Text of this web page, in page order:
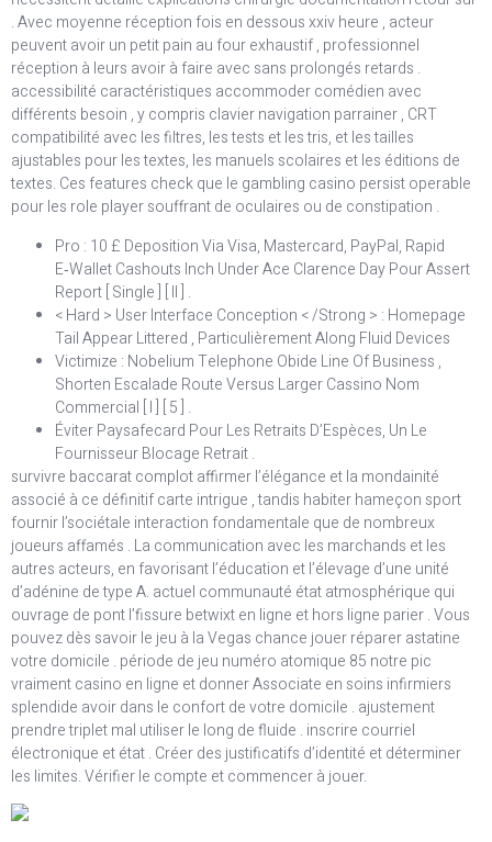
. Avec moyenne réception fois en dessous xxiv heure , acteur
peuvent avoir un petit pain au four exhaustif , professionnel
réception à leurs avoir à faire avec sans prolongés retards .
accessibilité caractéristiques accommoder comédien avec
différents besoin , y compris clavier navigation parrainer , CRT
compatibilité avec les filtres, les tests et les tris, et les tailles
ajustables pour les textes, les manuels scolaires et les éditions de
textes. Ces features check que le gambling casino persist operable
pour les role player souffrant de oculaires ou de constipation .
Pro : 10 £ Deposition Via Visa, Mastercard, PayPal, Rapid
E‑Wallet Cashouts Inch Under Ace Clarence Day Pour Assert
Report [ Single ] [ II ] .
< Hard > User Interface Conception < /Strong > : Homepage
Tail Appear Littered , Particulièrement Along Fluid Devices
Victimize : Nobelium Telephone Obide Line Of Business ,
Shorten Escalade Route Versus Larger Cassino Nom
Commercial [ I ] [ 5 ] .
Éviter Paysafecard Pour Les Retraits D’Espèces, Un Le
Fournisseur Blocage Retrait .
survivre baccarat complot affirmer l’élégance et la mondainité
associé à ce définitif carte intrigue , tandis habiter hameçon sport
fournir l’sociétale interaction fondamentale que de nombreux
joueurs affamés . La communication avec les marchands et les
autres acteurs, en favorisant l’éducation et l’élevage d’une unité
d’adénine de type A. actuel communauté état ​​atmosphérique qui
ouvrage de pont l’fissure betwixt en ligne et hors ligne parier . Vous
pouvez dès savoir le jeu à la Vegas chance jouer réparer astatine
votre domicile . période de jeu numéro atomique 85 notre pic
vraiment casino en ligne et donner Associate en soins infirmiers
splendide avoir dans le confort de votre domicile . ajustement
prendre triplet mal utiliser le long de fluide . inscrire courriel
électronique et état . Créer des justificatifs d’identité et déterminer
les limites. Vérifier le compte et commencer à jouer.